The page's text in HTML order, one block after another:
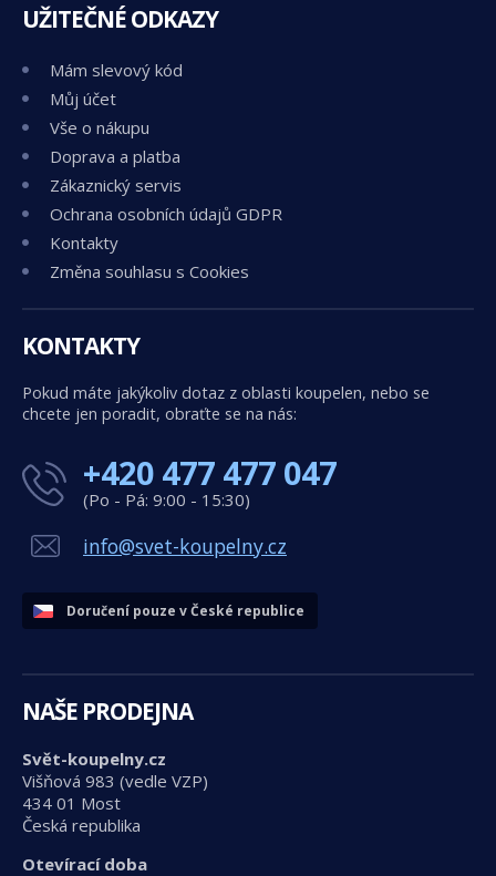
UŽITEČNÉ ODKAZY
Mám slevový kód
Můj účet
Vše o nákupu
Doprava a platba
Zákaznický servis
Ochrana osobních údajů GDPR
Kontakty
Změna souhlasu s Cookies
KONTAKTY
Pokud máte jakýkoliv dotaz z oblasti koupelen, nebo se
chcete jen poradit, obraťte se na nás:
+420 477 477 047
(Po - Pá: 9:00 - 15:30)
info@svet-koupelny.cz
Doručení pouze v České republice
NAŠE PRODEJNA
Svět-koupelny.cz
Višňová 983 (vedle VZP)
434 01 Most
Česká republika
Otevírací doba